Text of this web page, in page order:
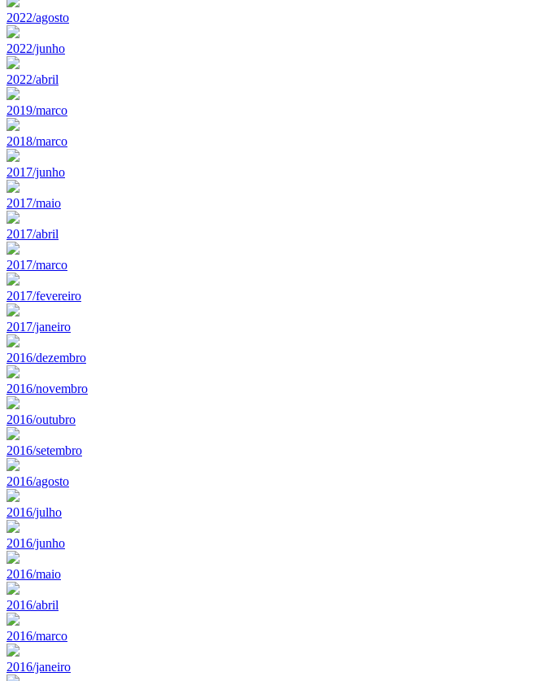
2022/agosto
2022/junho
2022/abril
2019/marco
2018/marco
2017/junho
2017/maio
2017/abril
2017/marco
2017/fevereiro
2017/janeiro
2016/dezembro
2016/novembro
2016/outubro
2016/setembro
2016/agosto
2016/julho
2016/junho
2016/maio
2016/abril
2016/marco
2016/janeiro